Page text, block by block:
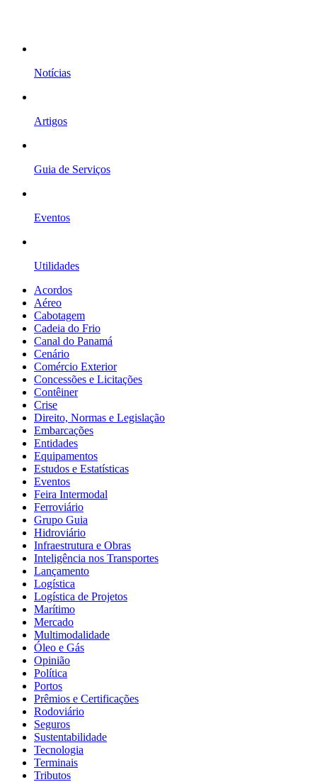
Notícias
Artigos
Guia de Serviços
Eventos
Utilidades
Acordos
Aéreo
Cabotagem
Cadeia do Frio
Canal do Panamá
Cenário
Comércio Exterior
Concessões e Licitações
Contêiner
Crise
Direito, Normas e Legislação
Embarcações
Entidades
Equipamentos
Estudos e Estatísticas
Eventos
Feira Intermodal
Ferroviário
Grupo Guia
Hidroviário
Infraestrutura e Obras
Inteligência nos Transportes
Lançamento
Logística
Logística de Projetos
Marítimo
Mercado
Multimodalidade
Óleo e Gás
Opinião
Política
Portos
Prêmios e Certificações
Rodoviário
Seguros
Sustentabilidade
Tecnologia
Terminais
Tributos